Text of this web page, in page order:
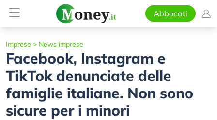
Abbonati
Imprese > News imprese
Facebook, Instagram e
TikTok denunciate delle
famiglie italiane. Non sono
sicure per i minori